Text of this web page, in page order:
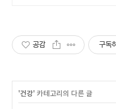
공감 구독
'건강' 카테고리의 다른 글